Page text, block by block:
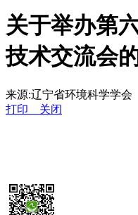
关于举办第
技术交流会
来源:辽宁省环境科学学
打印 关闭